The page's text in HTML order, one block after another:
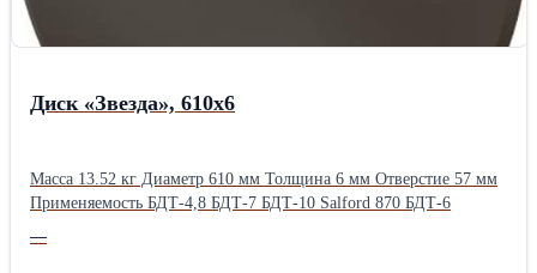
Диск «Звезда», 610х6
Масса 13.52 кг Диаметр 610 мм Толщина 6 мм Отверстие 57 мм
Применяемость БДТ-4,8 БДТ-7 БДТ-10 Salford 870 БДТ-6
—